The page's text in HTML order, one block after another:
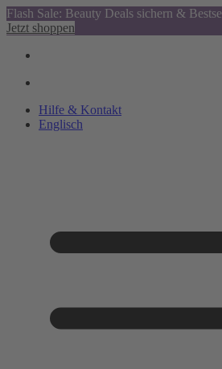
Flash Sale: Beauty Deals sichern &
Jetzt shoppen
Hilfe & Kontakt
Englisch